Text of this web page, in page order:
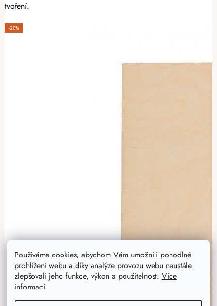
Používáme cookies, abychom Vám umožnili pohodlné
prohlížení webu a díky analýze provozu webu neustále
zlepšovali jeho funkce, výkon a použitelnost. Více
informací
tvoření.
-20%